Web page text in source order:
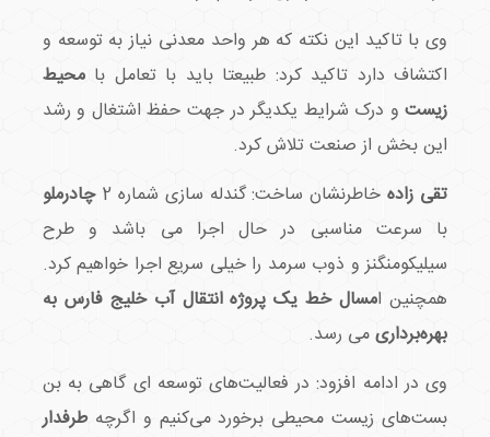
وی با تاکید این نکته که هر واحد معدنی نیاز به توسعه و
اکتشاف دارد تاکید کرد: طبیعتا باید با تعامل بامحیط
زیستو درک شرایط یکدیگر در جهت حفظ اشتغال و رشد
این بخش از صنعت تلاش کرد.
تقی زادهخاطرنشان ساخت: گندله سازی شماره 2
چادرملو
با سرعت مناسبی در حال اجرا می باشد و طرح
سیلیکومنگنز و ذوب سرمد را خیلی سریع اجرا خواهیم کرد.
همچنین امسال خط یک پروژه انتقال آب خلیج فارس به
بهره‌برداریمی رسد.
وی در ادامه افزود: در فعالیت‌های توسعه ای گاهی به بن
بست‌های زیست محیطی برخورد می‌کنیم و اگرچهطرفدار